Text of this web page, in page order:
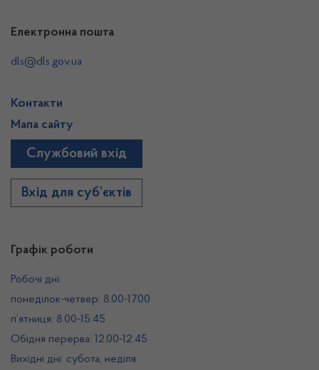
Графік роботи
Робочі дні:
понеділок-четвер: 8.00-17.00
п’ятниця: 8.00-15.45
Обідня перерва: 12.00-12.45
Вихідні дні: субота, неділя
Електронна пошта
dls@dls.gov.ua
Контакти
Мапа сайту
Службовий вхід
Вхід для суб’єктів